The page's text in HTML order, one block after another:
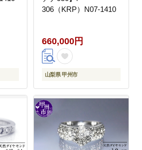
306（KRP）N07-1410
660,000円
山梨県 甲州市